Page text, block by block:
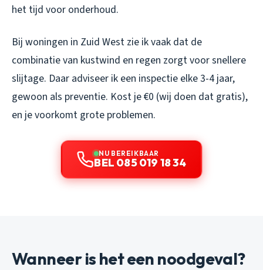
het tijd voor onderhoud.
Bij woningen in Zuid West zie ik vaak dat de
combinatie van kustwind en regen zorgt voor snellere
slijtage. Daar adviseer ik een inspectie elke 3-4 jaar,
gewoon als preventie. Kost je €0 (wij doen dat gratis),
en je voorkomt grote problemen.
NU BEREIKBAAR
BEL 085 019 18 34
Wanneer is het een noodgeval?